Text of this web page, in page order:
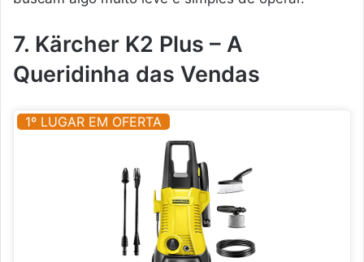
7. Kärcher K2 Plus – A
Queridinha das Vendas
1º LUGAR EM OFERTA